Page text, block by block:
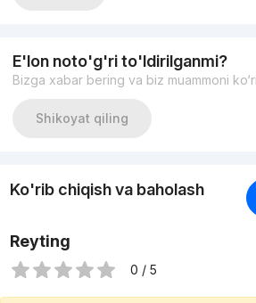
E'lon noto'g'ri to'ldirilganmi?
Bizga xabar bering va biz muammoni
Shikoyat qiling
Ko'rib chiqish va baholash
Reyting
0 / 5